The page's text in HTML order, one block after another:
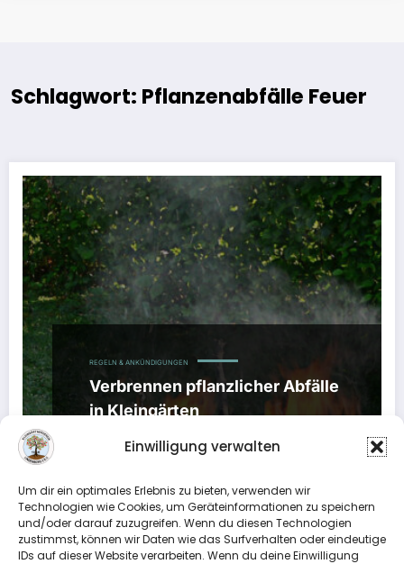
Einwilligung verwalten
Um dir ein optimales Erlebnis zu bieten, verwenden wir
Technologien wie Cookies, um Geräteinformationen zu speichern
und/oder darauf zuzugreifen. Wenn du diesen Technologien
zustimmst, können wir Daten wie das Surfverhalten oder eindeutige
IDs auf dieser Website verarbeiten. Wenn du deine Einwilligung
Schlagwort: Pflanzenabfälle Feuer
REGELN & ANKÜNDIGUNGEN
Verbrennen pflanzlicher Abfälle
in Kleingärten
24. August 2021
Verbrennen von pflanzlichen Abfällen ist in
Kleingärtnervereinen im Stadtgebiet…